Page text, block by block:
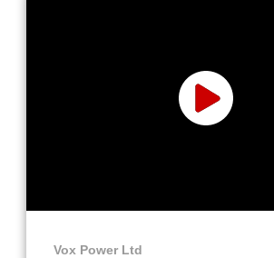
Vox Power Ltd